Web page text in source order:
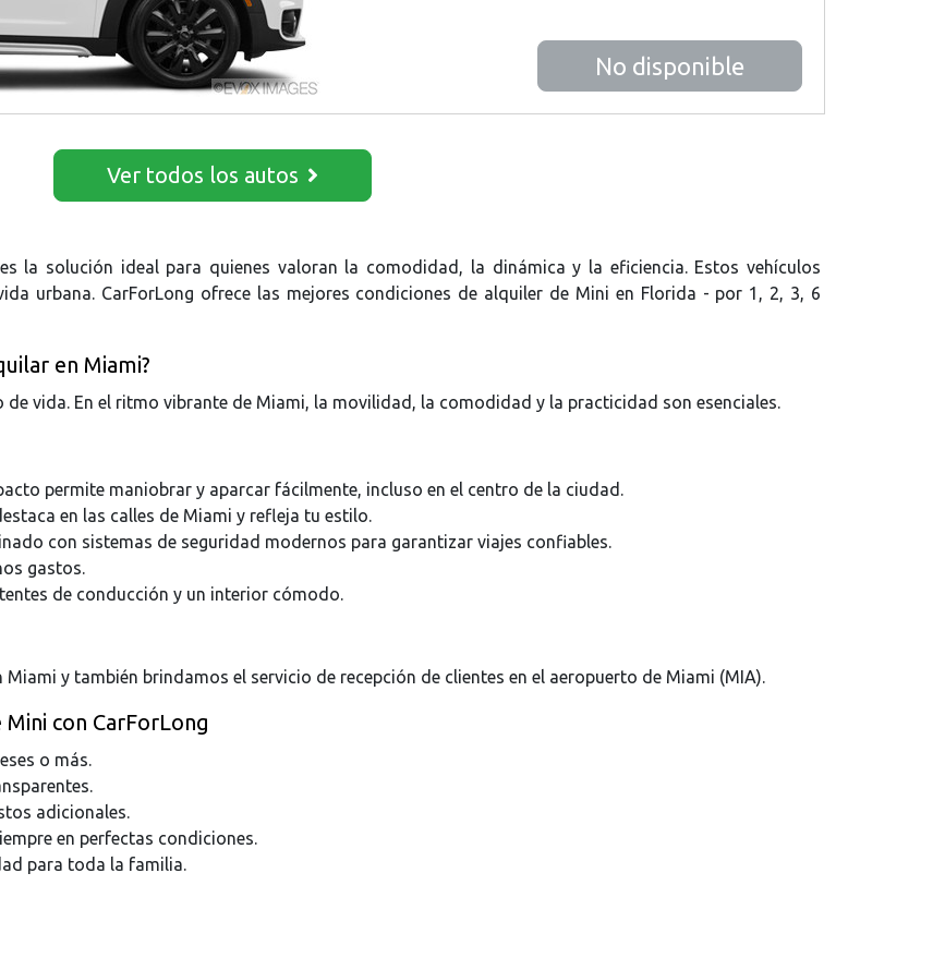
No disponible
Ver todos los autos
la solución ideal para quienes valoran la comodidad, la dinámica y la eficiencia. Estos vehículos
urbana. CarForLong ofrece las mejores condiciones de alquiler de Mini en Florida - por 1, 2, 3, 6
en Miami?
vida. En el ritmo vibrante de Miami, la movilidad, la comodidad y la practicidad son esenciales.
permite maniobrar y aparcar fácilmente, incluso en el centro de la ciudad.
en las calles de Miami y refleja tu estilo.
con sistemas de seguridad modernos para garantizar viajes confiables.
gastos.
de conducción y un interior cómodo.
y también brindamos el servicio de recepción de clientes en el aeropuerto de Miami (MIA).
con CarForLong
o más.
adicionales.
en perfectas condiciones.
para toda la familia.